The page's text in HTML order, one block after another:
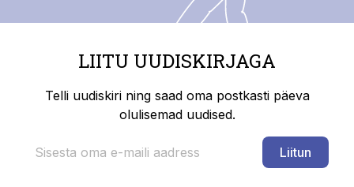
LIITU UUDISKIRJAGA
Telli uudiskiri ning saad oma postkasti päeva
olulisemad uudised.
Liitun